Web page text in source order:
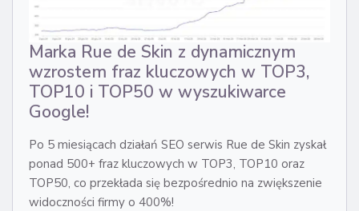
Marka Rue de Skin z dynamicznym
wzrostem fraz kluczowych w TOP3,
TOP10 i TOP50 w wyszukiwarce
Google!
Po 5 miesiącach działań SEO serwis Rue de Skin zyskał
ponad 500+ fraz kluczowych w TOP3, TOP10 oraz
TOP50, co przekłada się bezpośrednio na zwiększenie
widoczności firmy o 400%!